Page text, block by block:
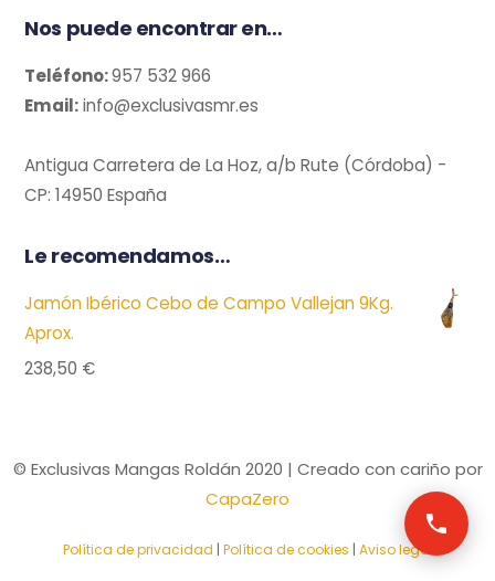
Nos puede encontrar en…
Teléfono:957 532 966
Email:info@exclusivasmr.es
Antigua Carretera de La Hoz, a/b Rute (Córdoba) -
CP: 14950 España
Le recomendamos…
Jamón Ibérico Cebo de Campo Vallejan 9Kg.
Aprox.
238,50 €
© Exclusivas Mangas Roldán 2020 | Creado con cariño por
CapaZero
Política de privacidad | Política de cookies | Aviso legal